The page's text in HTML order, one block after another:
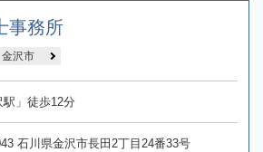
事務所
金沢市
」徒歩12分
石川県金沢市長田2丁目24番33号